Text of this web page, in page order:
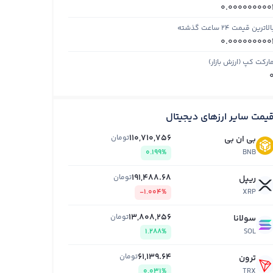
0.0000000001
قیمت ۲۴ ساعت گذشته
0.0000000001
مارکت کپ (ارزش بازار)
0
قیمت سایر ارزهای دیجیتال
بی ان بی
BNB
110,710,756تومان
0.199%
ریپل
XRP
191,488.68تومان
-1.004%
سولانا
SOL
13,808,256تومان
1.288%
ترون 61,139.64تومان